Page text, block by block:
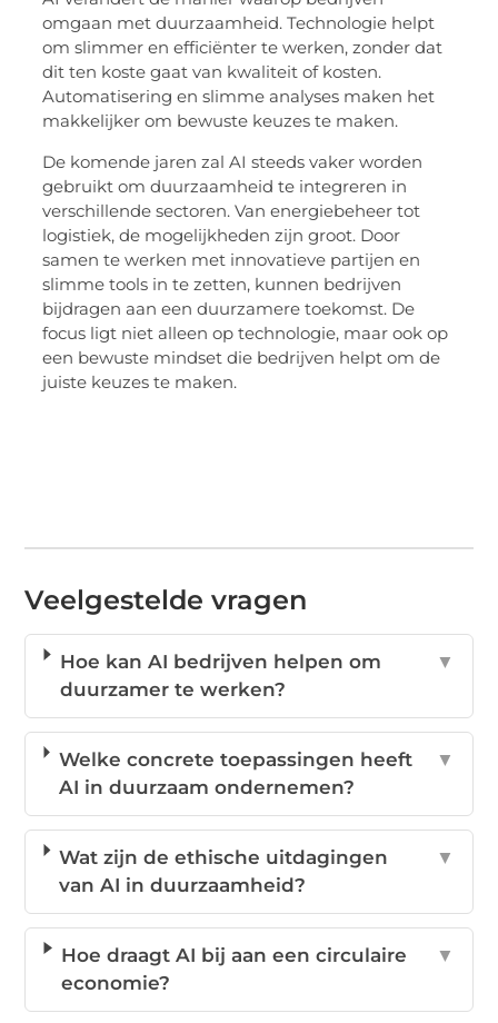
omgaan met duurzaamheid. Technologie helpt
om slimmer en efficiënter te werken, zonder dat
dit ten koste gaat van kwaliteit of kosten.
Automatisering en slimme analyses maken het
makkelijker om bewuste keuzes te maken.
De komende jaren zal AI steeds vaker worden
gebruikt om duurzaamheid te integreren in
verschillende sectoren. Van energiebeheer tot
logistiek, de mogelijkheden zijn groot. Door
samen te werken met innovatieve partijen en
slimme tools in te zetten, kunnen bedrijven
bijdragen aan een duurzamere toekomst. De
focus ligt niet alleen op technologie, maar ook op
een bewuste mindset die bedrijven helpt om de
juiste keuzes te maken.
Veelgestelde vragen
Hoe kan AI bedrijven helpen om
duurzamer te werken?
▼
Welke concrete toepassingen heeft
AI in duurzaam ondernemen?
▼
Wat zijn de ethische uitdagingen
van AI in duurzaamheid?
▼
Hoe draagt AI bij aan een circulaire
economie?
▼